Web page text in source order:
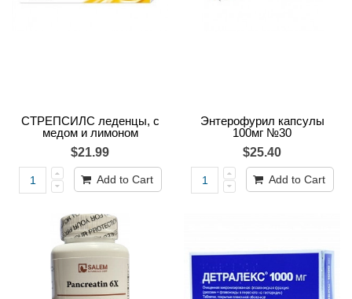
СТРЕПСИЛС леденцы, с
медом и лимоном
$21.99
Add to Cart
Энтерофурил капсулы
100мг №30
$25.40
Add to Cart